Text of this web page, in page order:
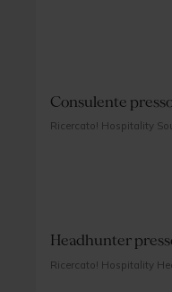
Consulente
Ricercato! Hospitality
Headhunter
Ricercato! Hospitality